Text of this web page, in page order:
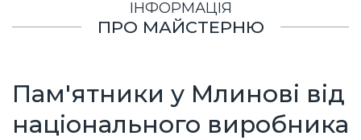
ІНФОРМАЦІЯ
ПРО МАЙСТЕРНЮ
Пам'ятники у Млинові від
національного виробника